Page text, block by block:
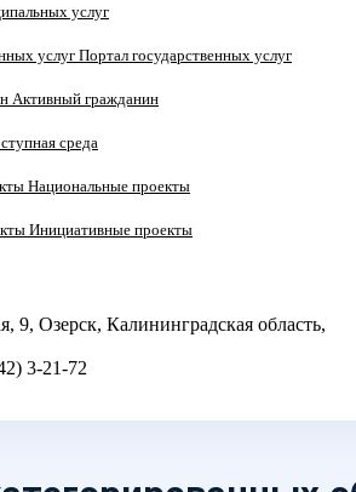
услуг
Портал государственных услуг
Активный гражданин
среда
Национальные проекты
Инициативные проекты
9, Озерск, Калининградская область,
3-21-72